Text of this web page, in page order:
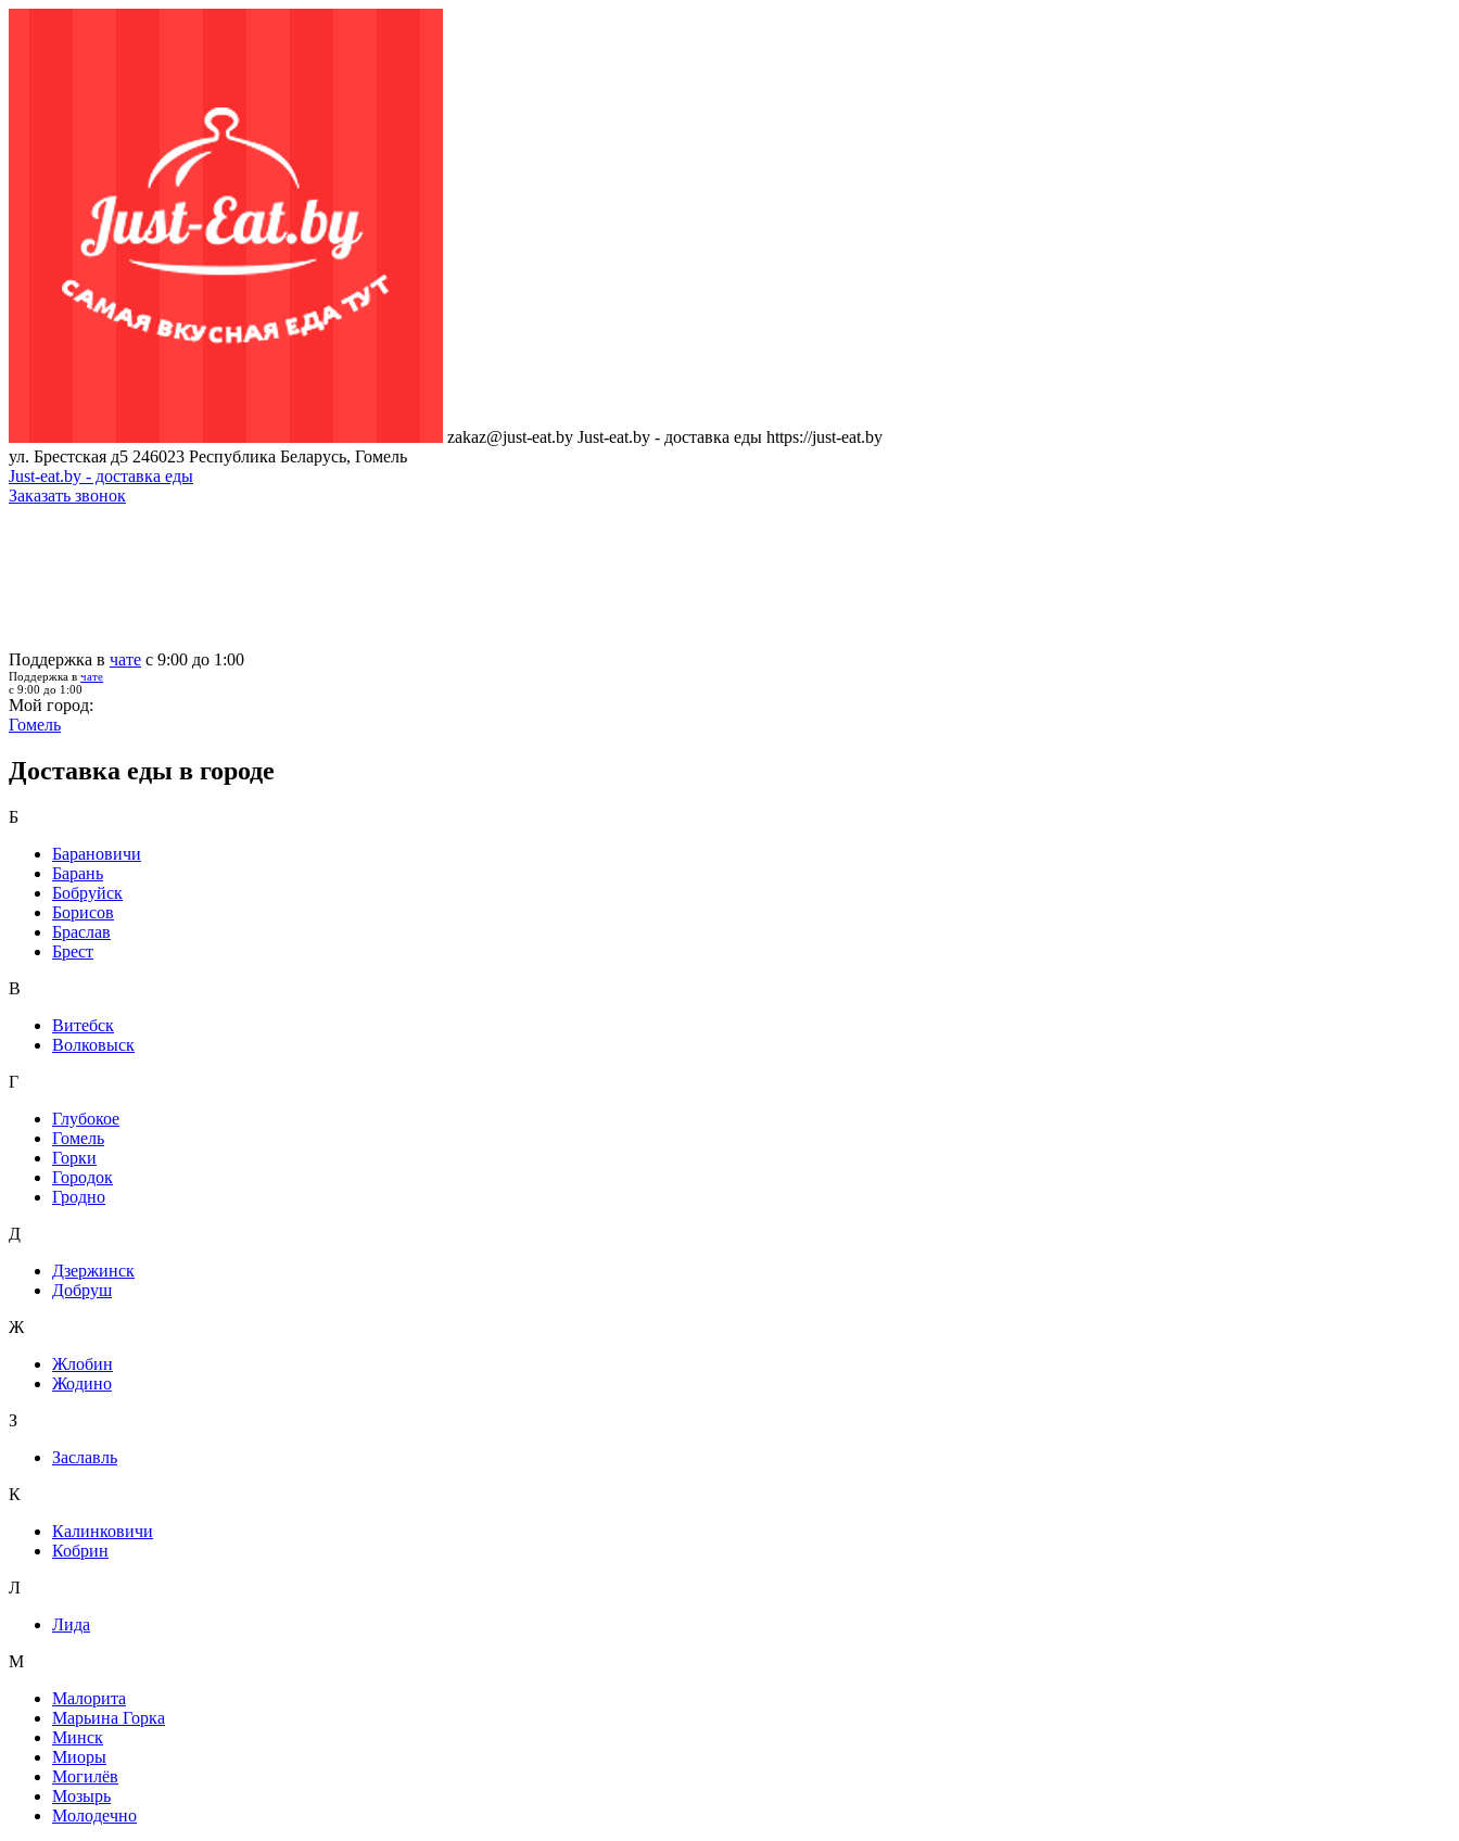
zakaz@just-eat.by Just-eat.by - доставка еды https://just-eat.by
ул. Брестская д5 246023 Республика Беларусь, Гомель
Just-eat.by - доставка еды
Заказать звонок
Поддержка в чате с 9:00 до 1:00
Поддержка в чате
с 9:00 до 1:00
Мой город:
Гомель
Доставка еды в городе
Б
Барановичи
Барань
Бобруйск
Борисов
Браслав
Брест
В
Витебск
Волковыск
Г
Глубокое
Гомель
Горки
Городок
Гродно
Д
Дзержинск
Добруш
Ж
Жлобин
Жодино
З
Заславль
К
Калинковичи
Кобрин
Л
Лида
М
Малорита
Марьина Горка
Минск
Миоры
Могилёв
Мозырь
Молодечно